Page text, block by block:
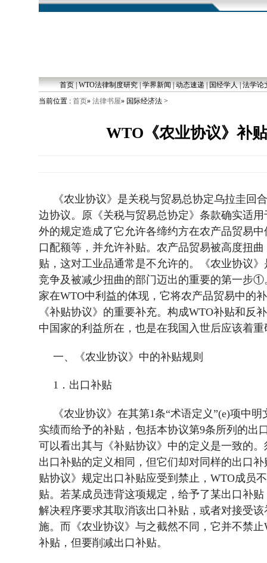
首页|WTO法律制度研究|学界新闻|动态速递|国经学人|法学论
当前位置 : 首页» 法律书屋» 国际经济法 >
WTO《农业协议》补
《农业协议》是关税与贸易总协定乌拉圭回
边协议。原《关税与贸易总协定》条款确实适
外的规定造成了它允许各缔约方在农产品贸易
口配额等，并允许补贴。农产品贸易被高度扭
贴，这对工业品通常是不允许的。《农业协议
竞争及被减少扭曲的部门迈出的重要的第一步
家在WTO中利益的体现，它将农产品贸易中的
《补贴协议》的重要补充。构成WTO补贴和反
中国家的利益所在，也是在我国入世后应该着
一、《农业协议》中的补贴规则
1 ．出口补贴
《农业协议》在其第1条“术语定义”(e)项中明
实绩而给予的补贴，包括本协议第9条所列的出
可以看出其与《补贴协议》中的定义是一致的
出口补贴的定义相同，但它们却对同样的出口
贴协议》规定出口补贴应受到禁止， WTO成员
贴。若某成员违背这项规定，给予了某出口补
解决程序要求其取消该出口补贴，或者对接受
施。而《农业协议》与之截然不同，它并不禁止
补贴，但要削减出口补贴。